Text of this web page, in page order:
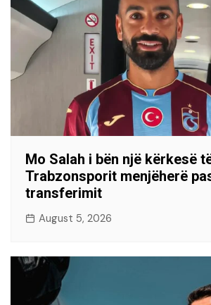
Mo Salah i bën një kërkesë
Trabzonsporit menjëherë
transferimit
August 5, 2026